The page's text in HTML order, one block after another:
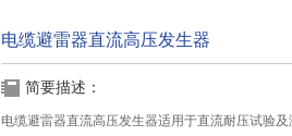
电缆避雷器直流高压发生器
简要描述：
电缆避雷器直流高压发生器适用于直流耐压试验及